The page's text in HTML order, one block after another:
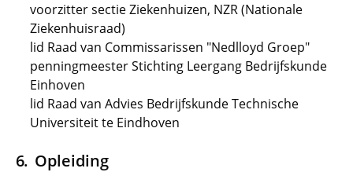
voorzitter sectie Ziekenhuizen, NZR (Nationale
Ziekenhuisraad)
lid Raad van Commissarissen "Nedlloyd Groep"
penningmeester Stichting Leergang Bedrijfskunde
Einhoven
lid Raad van Advies Bedrijfskunde Technische
Universiteit te Eindhoven
Opleiding